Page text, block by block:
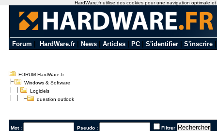
Forum HardWare.fr News Articles PC S'identifier S'inscrire
FORUM HardWare.fr
Windows & Software
Logiciels
question outlook
Mot : Pseudo : Filtrer
HardWare.fr utilise des cookies pour une navigation optimale